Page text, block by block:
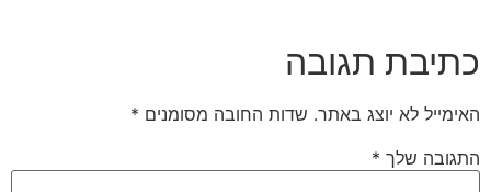
כתיבת תגובה
האימייל לא יוצג באתר. שדות החובה מסומנים *
התגובה שלך *